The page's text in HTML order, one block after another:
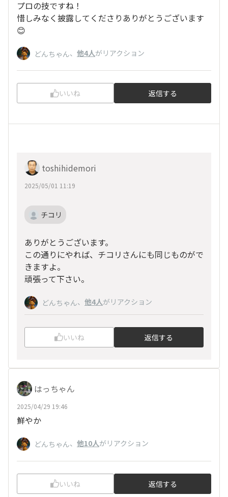
プロの技ですね！
惜しみなく披露してくださりありがとうございます
😊
どんちゃん、 他4人がリアクション
いいね 返信する
toshihidemori
2025/05/01 11:19
チコリ
ありがとうございます。
この通りにやれば、チコリさんにも同じものがで
きますよ。
頑張って下さい。
どんちゃん、 他4人がリアクション
いいね 返信する
はっちゃん
2025/04/29 19:46
鮮やか
どんちゃん、 他10人がリアクション
いいね 返信する